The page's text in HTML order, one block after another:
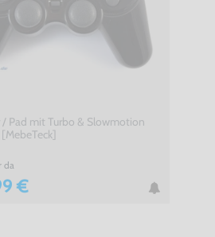
Pad mit Turbo & Slowmotion
da
€